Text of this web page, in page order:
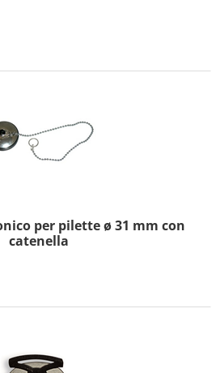
per pilette ø 31 mm con
catenella